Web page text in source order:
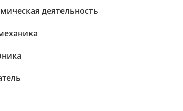
деятельность